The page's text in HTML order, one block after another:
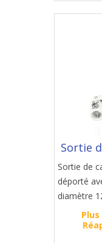
Sortie
Sortie de
déporté
diamètre